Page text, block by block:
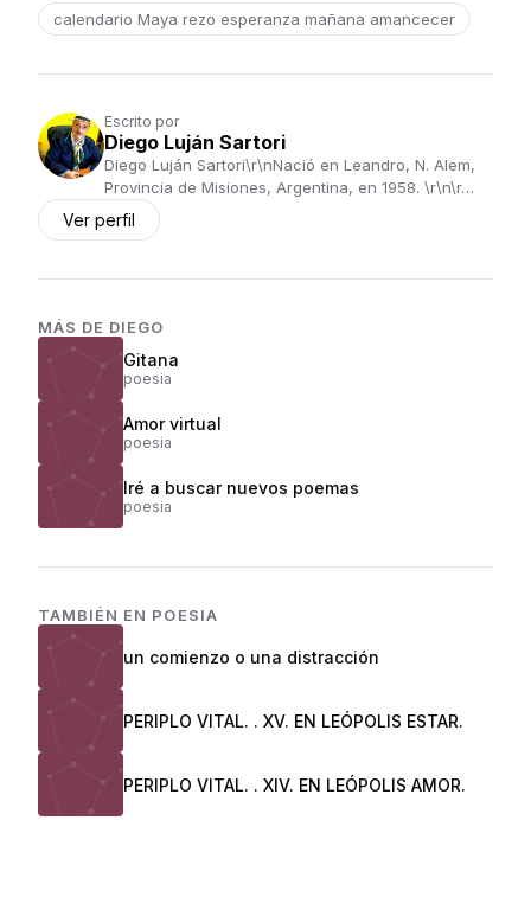
calendario Maya rezo esperanza mañana amancecer
Escrito por
Diego Luján Sartori
Diego Luján Sartori\r\nNació en Leandro, N. Alem,
Provincia de Misiones, Argentina, en 1958. \r\n\r…
Ver perfil
MÁS DE DIEGO
Gitana
poesia
Amor virtual
poesia
Iré a buscar nuevos poemas
poesia
TAMBIÉN EN POESIA
un comienzo o una distracción
PERIPLO VITAL. . XV. EN LEÓPOLIS ESTAR.
PERIPLO VITAL. . XIV. EN LEÓPOLIS AMOR.